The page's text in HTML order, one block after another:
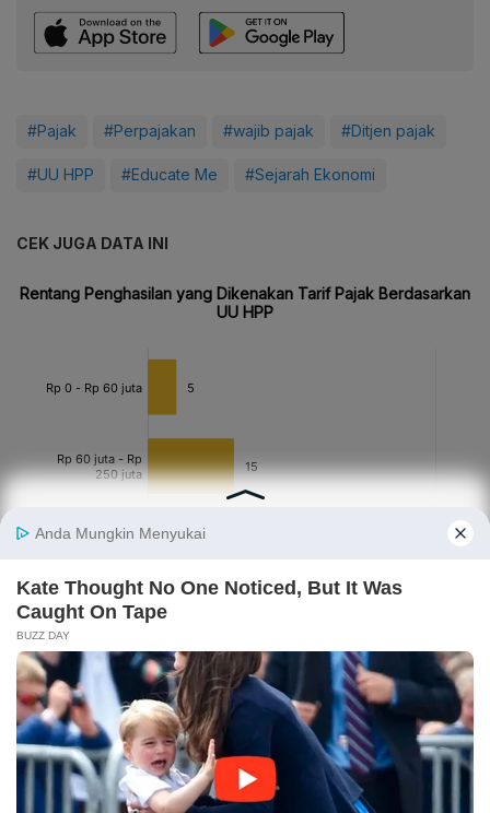
#Pajak #Perpajakan #wajib pajak #Ditjen pajak
#UU HPP #Educate Me #Sejarah Ekonomi
CEK JUGA DATA INI